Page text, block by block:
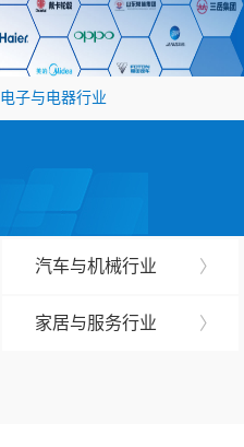
电子与电器行业
汽车与机械行业 〉
家居与服务行业 〉